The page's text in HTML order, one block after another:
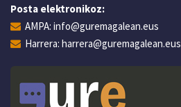
Posta elektronikoz:
AMPA: info@guremagalean.eus
Harrera: harrera@guremagalean.eus